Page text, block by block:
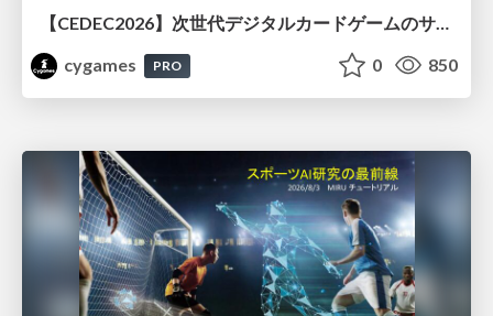
【CEDEC2026】次世代デジタルカードゲームのサーバー設計と運用 〜『Shadowverse: Worlds Beyond』の舞台裏～
cygames
PRO 0 850